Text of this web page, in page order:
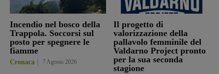
Incendio nel bosco della
Trappola. Soccorsi sul
posto per spegnere le
fiamme
Cronaca 7 Agosto 2026
Il progetto di
valorizzazione della
pallavolo femminile del
Valdarno Project pronto
per la sua seconda
stagione